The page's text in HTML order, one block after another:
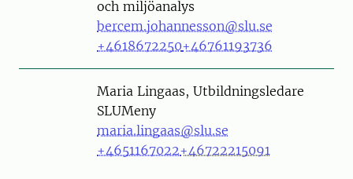
och miljöanalys
bercem.johannesson@slu.se
+4618672250+46761193736
PersonMaria Lingaas, Utbildningsledare
SLUMeny
maria.lingaas@slu.se
+4651167022+46722215091